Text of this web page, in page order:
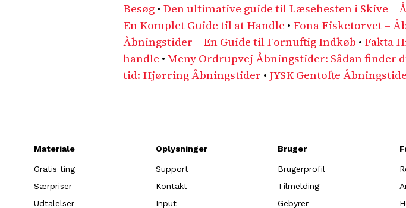
Besøg• Den ultimative guide til Læsehesten i Skive –
En Komplet Guide til at Handle • Fona Fisketorvet –
Åbningstider – En Guide til Fornuftig Indkøb • Fakta
handle •Meny Ordrupvej Åbningstider: Sådan finder
tid: Hjørring Åbningstider • JYSK Gentofte
Materiale
Gratis ting
Særpriser
Udtalelser
Oplysninger
Support
Kontakt
Input
Bruger
Brugerprofil
Tilmelding
Gebyrer